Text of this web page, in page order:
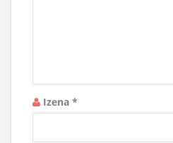
Izena *